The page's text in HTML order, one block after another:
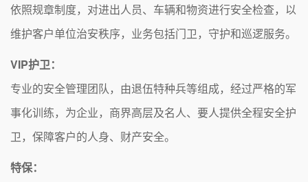
依照规章制度，对进出人员、车辆和物资进行安全检查，以
维护客户单位治安秩序，业务包括门卫，守护和巡逻服务。
VIP护卫：
专业的安全管理团队，由退伍特种兵等组成，经过严格的军
事化训练，为企业，商界高层及名人、要人提供全程安全护
卫，保障客户的人身、财产安全。
特保：